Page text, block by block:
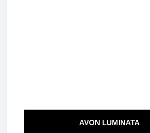
AVON LUMINATA